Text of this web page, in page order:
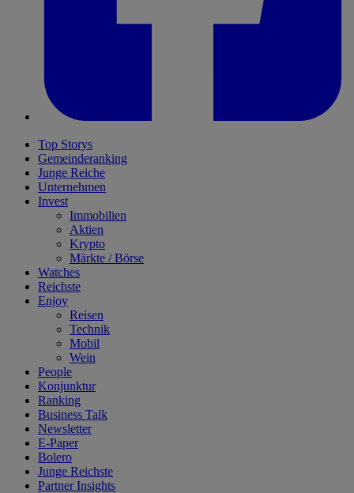
Top Storys
Gemeinderanking
Junge Reiche
Unternehmen
Invest
Immobilien
Aktien
Krypto
Märkte / Börse
Watches
Reichste
Enjoy
Reisen
Technik
Mobil
Wein
People
Konjunktur
Ranking
Business Talk
Newsletter
E-Paper
Bolero
Junge Reichste
Partner Insights